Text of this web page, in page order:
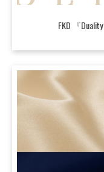
FKD 『